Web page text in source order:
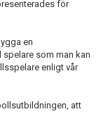
för
en
som man kan
enligt vår
att